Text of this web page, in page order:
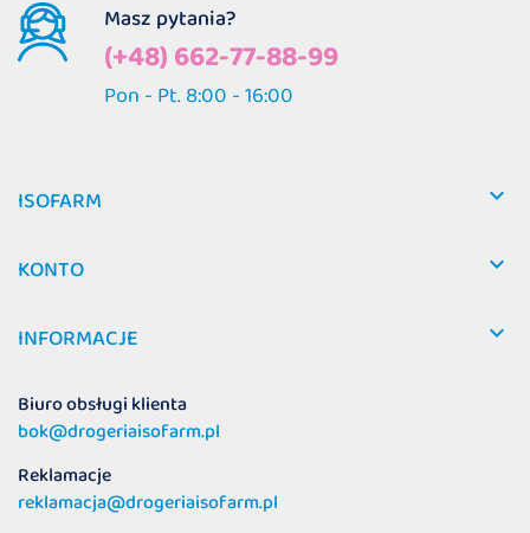
Masz pytania?
(+48) 662-77-88-99
Pon - Pt. 8:00 - 16:00
ISOFARM 
KONTO 
INFORMACJE 
Biuro obsługi klienta
bok@drogeriaisofarm.pl
Reklamacje
reklamacja@drogeriaisofarm.pl